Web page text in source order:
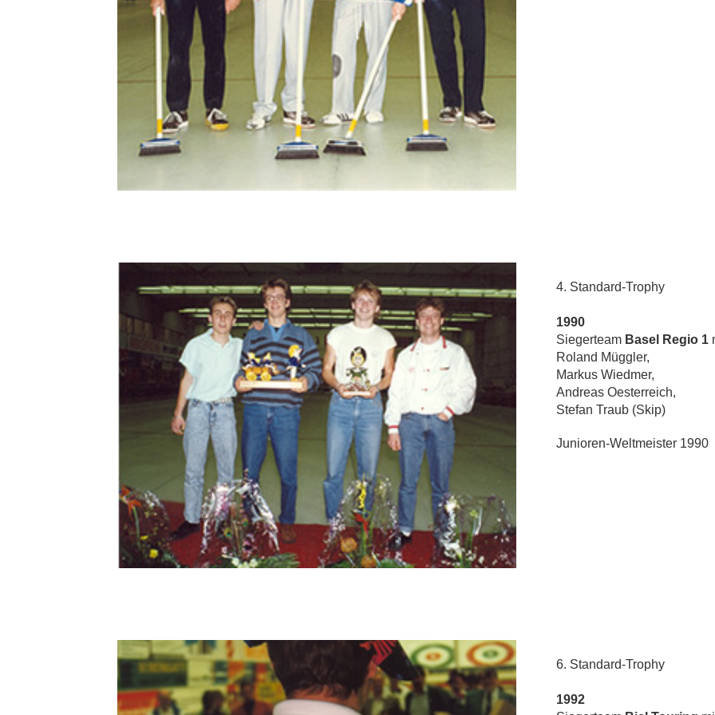
4. Standard-Trophy
1990
Siegerteam Basel Regio 1
Roland Müggler,
Markus Wiedmer,
Andreas Oesterreich,
Stefan Traub (Skip)
Junioren-Weltmeister 1990
6. Standard-Trophy
1992